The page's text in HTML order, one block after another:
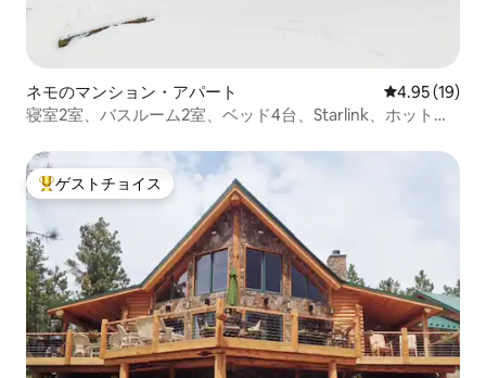
ネモのマンション・アパート レビュー19
4.95 (19)
寝室2室、バスルーム2室、ベッド4台、Starlink、ホットタ
大好評のゲストチョイスです。
ゲストチョイス